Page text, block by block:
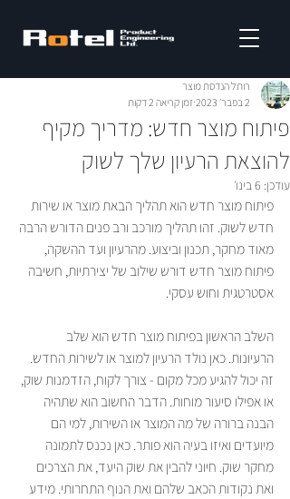
פיתוח מוצר חדש: מדריך מקיף
להוצאת הרעיון שלך לשוק
רותל הנדסת מוצר
2 בפבר׳ 2023
זמן קריאה 2 דקות
עודכן: 6 בינו׳
פיתוח מוצר חדש הוא תהליך הבאת מוצר או שירות
חדש לשוק. זהו תהליך מורכב ורב פנים הדורש הרבה
מאוד מחקר, תכנון וביצוע. מהרעיון ועד ההשקה,
פיתוח מוצר חדש דורש שילוב של יצירתיות, חשיבה
אסטרטגית וחוש עסקי.
השלב הראשון בפיתוח מוצר חדש הוא שלב
הרעיונות. כאן נולד הרעיון למוצר או לשירות החדש.
זה יכול להגיע מכל מקום - צורך לקוח, הזדמנות שוק,
או אפילו סיעור מוחות. הדבר החשוב הוא שתהיה
הבנה ברורה של מה המוצר או השירות, למי הם
מיועדים ואיזו בעיה הוא פותר. כאן נכנס לתמונה
מחקר שוק. חיוני להבין את שוק היעד, את הצרכים
ואת נקודות הכאב שלהם ואת הנוף התחרותי. מידע